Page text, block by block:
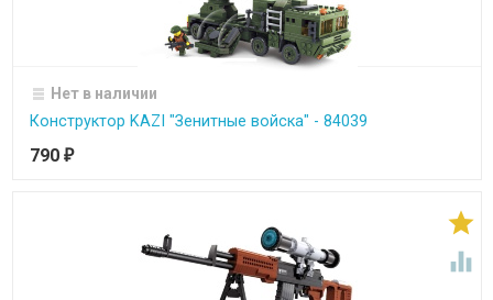
Нет в наличии
Конструктор KAZI "Зенитные войска" - 84039
790 ₽

